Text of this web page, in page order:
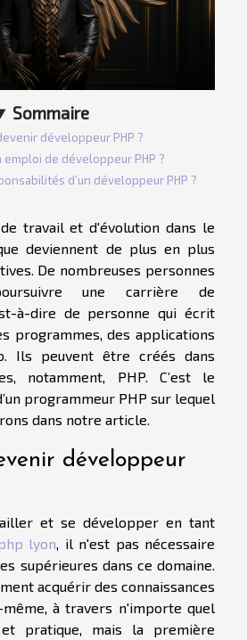
Sommaire
développeur PHP ?
emploi de développeur PHP ?
d’un développeur PHP ?
travail et d'évolution dans le
deviennent de plus en plus
De nombreuses personnes
une carrière de
à-dire de personne qui écrit
programmes, des applications
Ils peuvent être créés dans
notamment, PHP. C’est le
programmeur PHP sur lequel
dans notre article.
développeur
et se développer en tant
lyon, il n'est pas nécessaire
supérieures dans ce domaine.
acquérir des connaissances
à travers n'importe quel
pratique, mais la première